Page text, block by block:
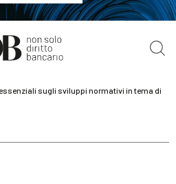
/ 1° Ottobre
sanzionatorio del TUF
sugli sviluppi normativi in tema di